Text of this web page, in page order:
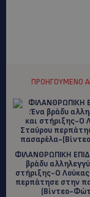
ΠΡΟΗΓΟΎΜΕΝΟ
ΦΙΛΑΝΘΡΩΠΙΚΗ
βράδυ
στήριξης-Ο
περπάτησε στην
(Βίντεο-